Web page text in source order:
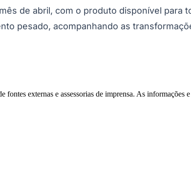
de abril, com o produto disponível para
pesado, acompanhando as
externas e assessorias de imprensa. As informações